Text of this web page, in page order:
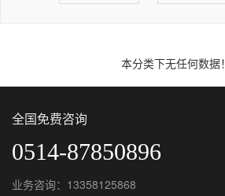
本分类下无任何数据！
全国免费咨询
0514-87850896
业务咨询：13358125868